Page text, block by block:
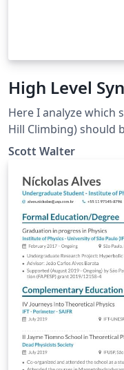
High Level
Here I analyze which
Hill Climbing) should
Scott Walter